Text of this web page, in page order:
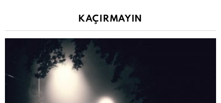
KAÇIRMAYIN